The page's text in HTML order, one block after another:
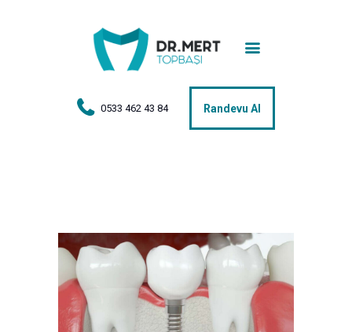
0533 462 43 84 Randevu Al
Anasayfa
Tedaviler
Hakkımda
İletişim